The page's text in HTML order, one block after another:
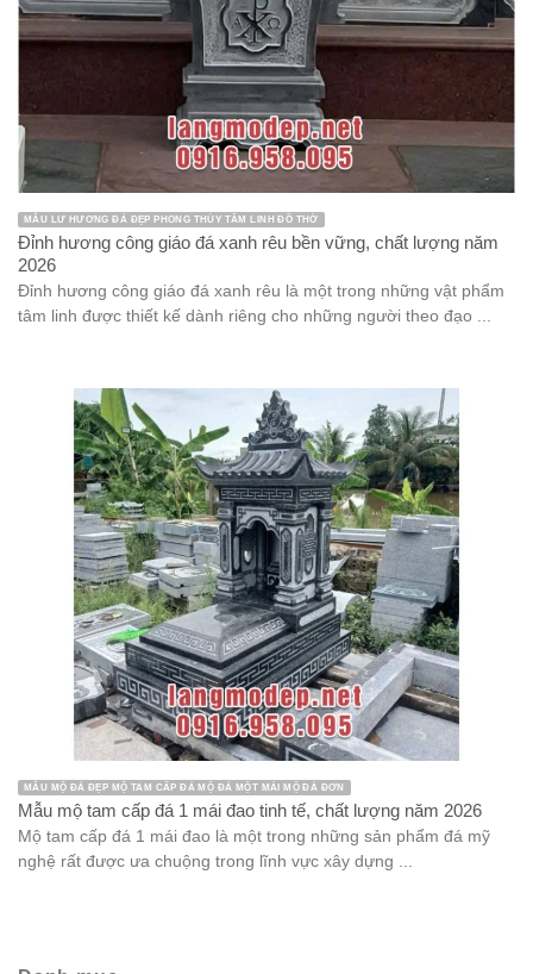
MẪU LƯ HƯƠNG ĐÁ ĐẸP PHONG THỦY TÂM LINH ĐỒ THỜ
Đỉnh hương công giáo đá xanh rêu bền vững, chất lượng năm
2026
Đỉnh hương công giáo đá xanh rêu là một trong những vật phẩm
tâm linh được thiết kế dành riêng cho những người theo đạo ...
MẪU MỘ ĐÁ ĐẸP MỘ TAM CẤP ĐÁ MỘ ĐÁ MỘT MÁI MỘ ĐÁ ĐƠN
Mẫu mộ tam cấp đá 1 mái đao tinh tế, chất lượng năm 2026
Mộ tam cấp đá 1 mái đao là một trong những sản phẩm đá mỹ
nghệ rất được ưa chuộng trong lĩnh vực xây dựng ...